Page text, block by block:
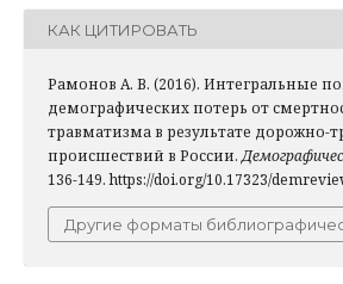
КАК ЦИТИРОВАТЬ
Рамонов А. В. (2016). Интегральные
демографических потерь от
травматизма в результате дорожно-
происшествий в России.
136-149. https://doi.org/10.17323/
Другие форматы